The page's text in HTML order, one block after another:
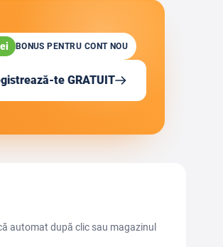
automat după clic sau magazinul
BONUS PENTRU CONT NOU
te GRATUIT